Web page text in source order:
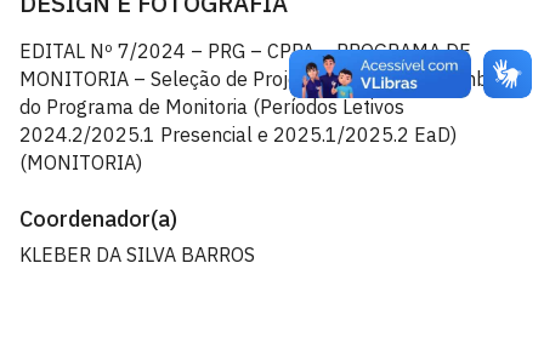
EDITAL Nº 7/2024 – PRG – CPPA – PROGRAMA DE
MONITORIA – Seleção de Projetos de Ensino no âmbito
do Programa de Monitoria (Períodos Letivos
2024.2/2025.1 Presencial e 2025.1/2025.2 EaD)
(MONITORIA)
Coordenador(a)
KLEBER DA SILVA BARROS